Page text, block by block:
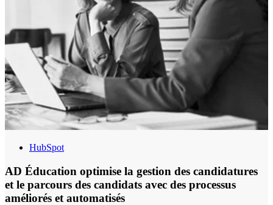
HubSpot
AD Éducation optimise la gestion des candidatures
et le parcours des candidats avec des processus
améliorés et automatisés